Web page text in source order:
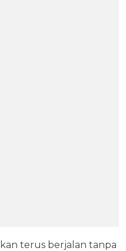
terus berjalan tanpa